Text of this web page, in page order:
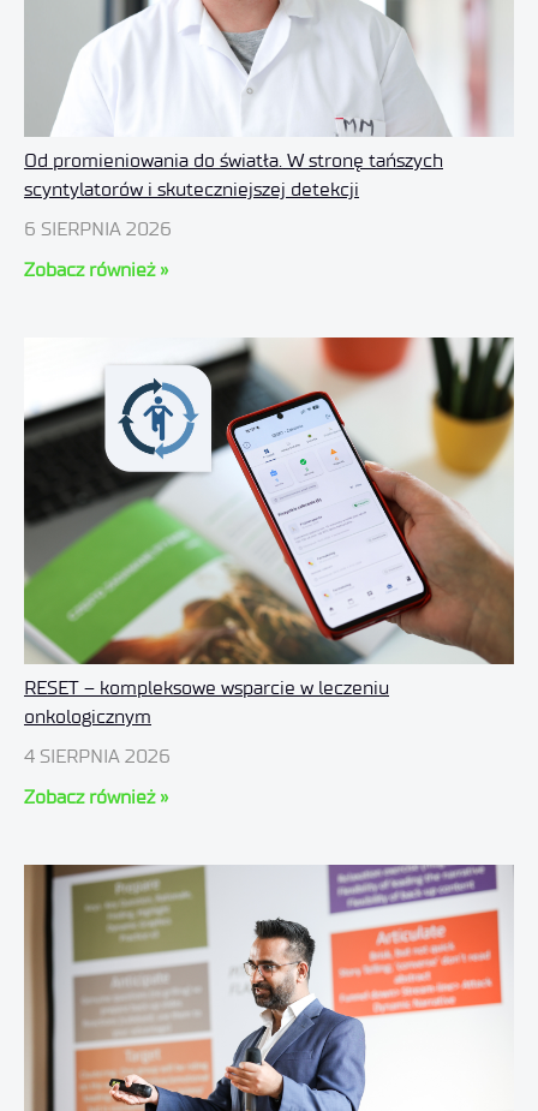
Od promieniowania do światła. W stronę tańszych
scyntylatorów i skuteczniejszej detekcji
6 SIERPNIA 2026
Zobacz również »
RESET – kompleksowe wsparcie w leczeniu
onkologicznym
4 SIERPNIA 2026
Zobacz również »